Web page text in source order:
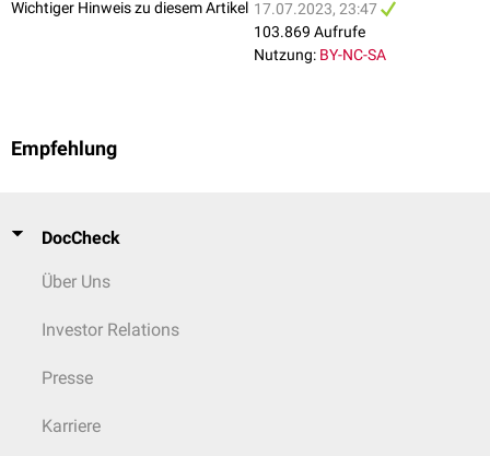
Wichtiger Hinweis zu diesem Artikel 17.07.2023, 23:47
103.869 Aufrufe
Nutzung: BY-NC-SA
Empfehlung
DocCheck
Über Uns
Investor Relations
Presse
Karriere